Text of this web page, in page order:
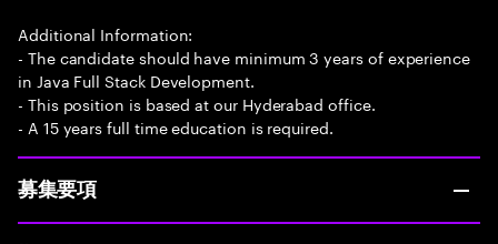
Additional Information:
- The candidate should have minimum 3 years of experience
in Java Full Stack Development.
- This position is based at our Hyderabad office.
- A 15 years full time education is required.
募集要項